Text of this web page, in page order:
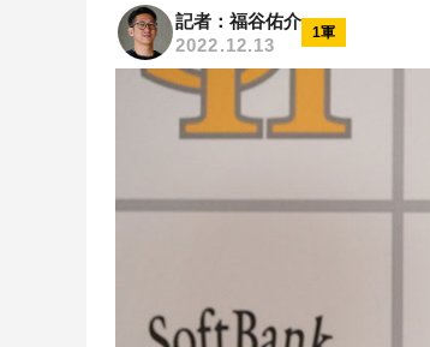
記者：福谷佑介
2022.12.13
1軍